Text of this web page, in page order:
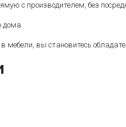
с производителем, без
дома.
мебели, вы становитесь